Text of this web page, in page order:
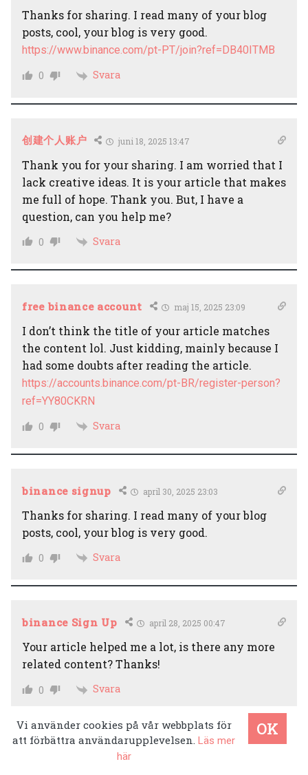
Thanks for sharing. I read many of your blog
posts, cool, your blog is very good.
https://www.binance.com/pt-PT/join?ref=DB40ITMB
0
Svara
创建个人账户 juni 18, 2025 13:47
Thank you for your sharing. I am worried that I
lack creative ideas. It is your article that makes
me full of hope. Thank you. But, I have a
question, can you help me?
0 Svara
free binance account maj 15, 2025 23:09
I don’t think the title of your article matches
the content lol. Just kidding, mainly because I
had some doubts after reading the article.
https://accounts.binance.com/pt-BR/register-person?
ref=YY80CKRN
0
Svara
binance signup april 30, 2025 23:03
Thanks for sharing. I read many of your blog
posts, cool, your blog is very good.
0 Svara
binance Sign Up april 28, 2025 00:47
Your article helped me a lot, is there any more
related content? Thanks!
0 Svara
april 11, 2025 11:28
Vi använder cookies på vår webbplats för
att förbättra användarupplevelsen. Läs mer
här
OK